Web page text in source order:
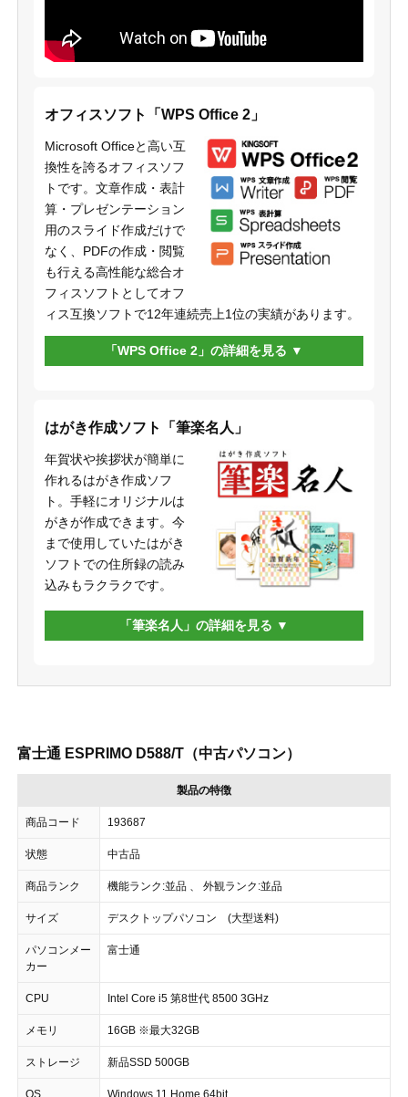
オフィスソフト「WPS Office 2」
Microsoft Officeと高い互
換性を誇るオフィスソフ
トです。文章作成・表計
算・プレゼンテーション
用のスライド作成だけで
なく、PDFの作成・閲覧
も行える高性能な総合オ
フィスソフトとしてオフ
ィス互換ソフトで12年連続売上1位の実績があります。
「WPS Office 2」の詳細を見る
はがき作成ソフト「筆楽名人」
年賀状や挨拶状が簡単に
作れるはがき作成ソフ
ト。手軽にオリジナルは
がきが作成できます。今
まで使用していたはがき
ソフトでの住所録の読み
込みもラクラクです。
「筆楽名人」の詳細を見る
富士通 ESPRIMO D588/T（中古パソコン）
製品の特徴
商品コード 193687
状態 中古品
商品ランク 機能ランク:並品 、 外観ランク:並品
サイズ デスクトップパソコン (大型送料)
パソコンメー
カー
富士通
CPU Intel Core i5 第8世代 8500 3GHz
メモリ 16GB ※最大32GB
ストレージ 新品SSD 500GB
OS Windows 11 Home 64bit